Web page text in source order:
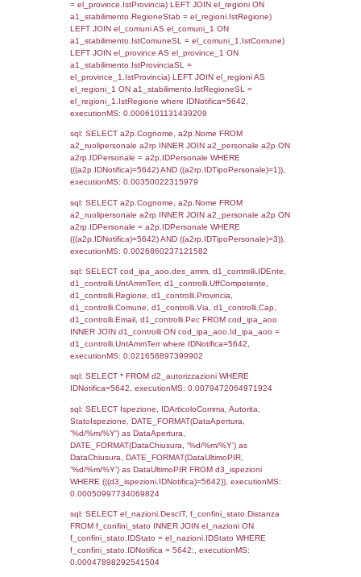
Debug
sql: SELECT COUNT(*) FROM `userlevels`
`userlevelid` = -2, executionMS:
sql: SELECT `userlevelid`, `userlevelname`
sql: SELECT COUNT(*) FROM
WHERE `userlevelid` = -2, executionMS:
sql: SELECT `tablename`, `userlevelid`,
`userlevelpermissions` WHERE `userlevelid`
sql: SELECT a1.RagioneSociale,
localita, el_prov.citta AS provincia,
DATE(n.DataInvioNotifica) as
n.FileNotificaZip, n.DataFileNotificaZip
LEFT JOIN infostabilimento i ON
n.CodiceUnivoco LEFT JOIN
a1.CodiceUnivoco = n.CodiceUnivoco LEFT
el_comuni AS el_com ON a1.ComuneStab =
el_com.IstComune LEFT JOIN el_province
a1.ProvinciaStab = el_prov.IstProvincia
n.IDNotifica = 5642;, executionMS:
sql: SELECT a1_stabilimento.*,
ComuneST, el_province.citta as
el_regioni.Regione as RegioneST,
as ComuneSL, el_province_1.citta as